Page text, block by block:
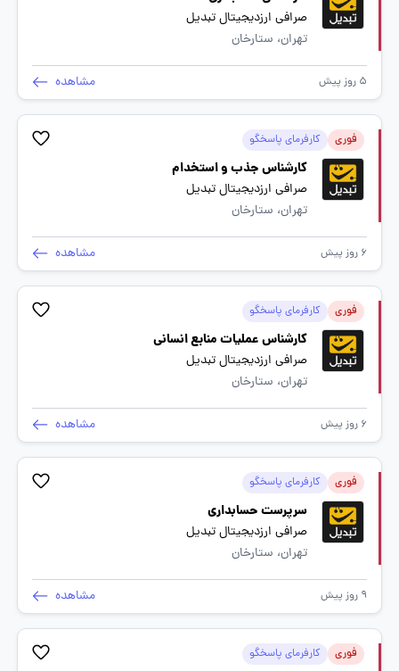
صرافی ارزدیجیتال تبدیل
تهران، ستارخان
5 روز پیش مشاهده
فوری کارفرمای پاسخگو
کارشناس جذب و استخدام
صرافی ارزدیجیتال تبدیل
تهران، ستارخان
6 روز پیش مشاهده
فوری کارفرمای پاسخگو
کارشناس عملیات منابع انسانی
صرافی ارزدیجیتال تبدیل
تهران، ستارخان
6 روز پیش مشاهده
فوری کارفرمای پاسخگو
سرپرست حسابداری
صرافی ارزدیجیتال تبدیل
تهران، ستارخان
9 روز پیش مشاهده
فوری کارفرمای پاسخگو